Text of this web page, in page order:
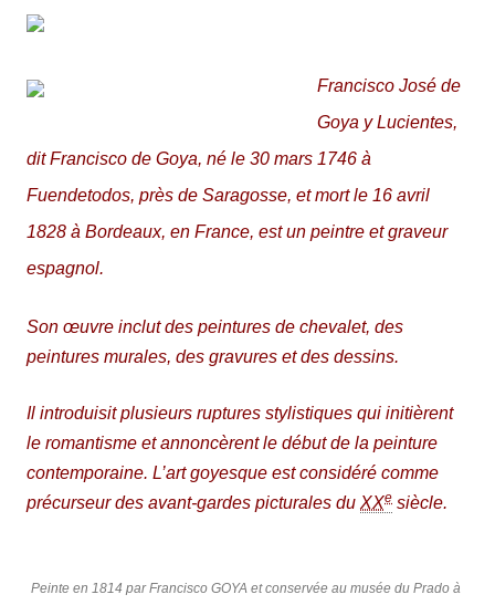
Francisco José de
Goya y Lucientes,
dit Francisco de Goya, né le 30 mars 1746 à
Fuendetodos, près de Saragosse, et mort le 16 avril
1828 à Bordeaux, en France, est un peintre et graveur
espagnol.
Son œuvre inclut des peintures de chevalet, des
peintures murales, des gravures et des dessins.
Il introduisit plusieurs ruptures stylistiques qui initièrent
le romantisme et annoncèrent le début de la peinture
contemporaine. L’art goyesque est considéré comme
précurseur des avant-gardes picturales du XXe siècle.
Peinte en 1814 par Francisco GOYA et conservée au musée du Prado à